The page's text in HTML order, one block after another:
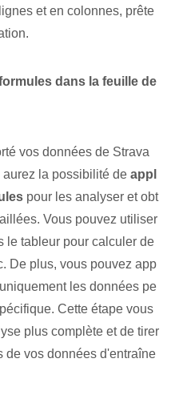
et en colonnes, prête
dans la feuille de
vos données de Strava
la possibilité de appl
pour les analyser et obt
Vous pouvez utiliser
le tableur pour calculer de
De plus, vous pouvez app
les données pe
Cette étape vous
plus complète et de tirer
de vos données d'entraîne